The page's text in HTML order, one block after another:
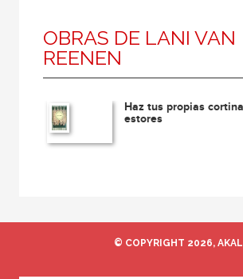
Coordinador
Editor
Escritor
Escritora
Traductor
OBRAS DE LANI VAN
REENEN
Haz tus propias
estores
© COPYRIGHT 2026, AKAL